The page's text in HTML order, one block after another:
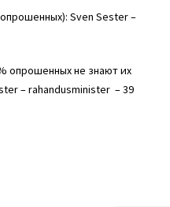
Sven Sester –
опрошенных не знают их
– rahandusminister – 39